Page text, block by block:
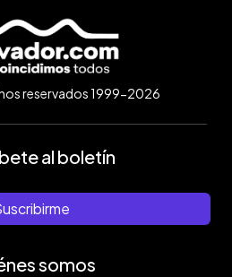
reservados 1999-2026
al boletín
somos